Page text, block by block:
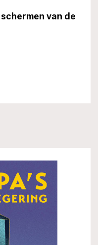
van de